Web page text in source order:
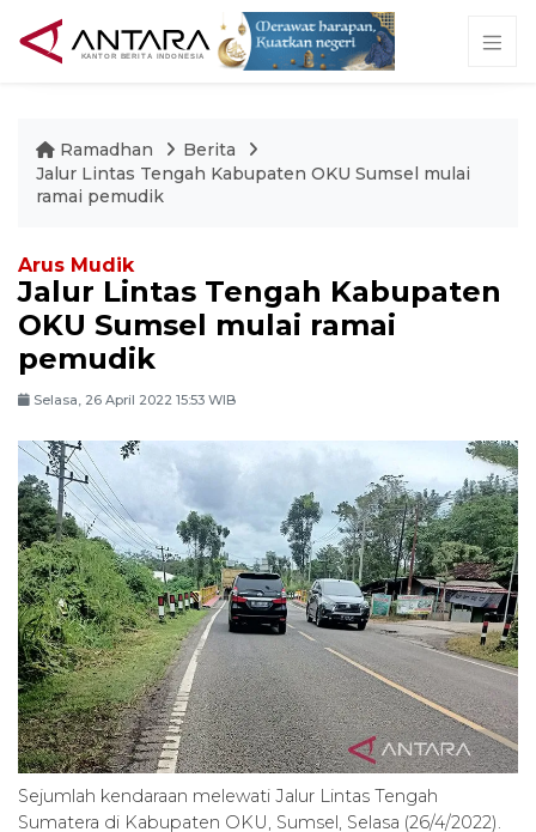
Ramadhan
Berita
Jalur Lintas Tengah Kabupaten OKU Sumsel mulai
ramai pemudik
Arus Mudik
Jalur Lintas Tengah Kabupaten
OKU Sumsel mulai ramai
pemudik
Selasa, 26 April 2022 15:53 WIB
Sejumlah kendaraan melewati Jalur Lintas Tengah
Sumatera di Kabupaten OKU, Sumsel, Selasa (26/4/2022).